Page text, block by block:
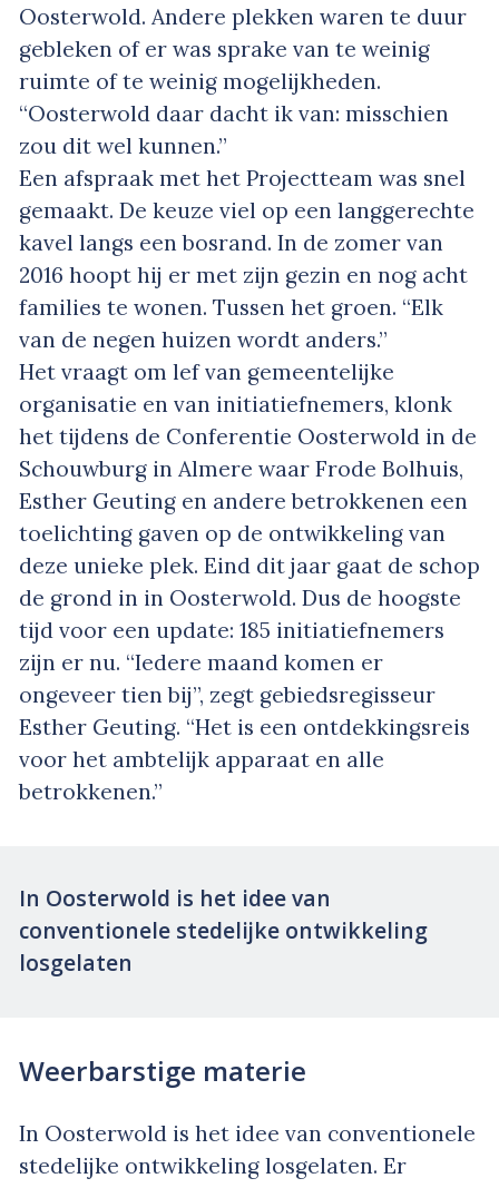
Oosterwold. Andere plekken waren te duur
gebleken of er was sprake van te weinig
ruimte of te weinig mogelijkheden.
“Oosterwold daar dacht ik van: misschien
zou dit wel kunnen.”
Een afspraak met het Projectteam was snel
gemaakt. De keuze viel op een langgerechte
kavel langs een bosrand. In de zomer van
2016 hoopt hij er met zijn gezin en nog acht
families te wonen. Tussen het groen. “Elk
van de negen huizen wordt anders.”
Het vraagt om lef van gemeentelijke
organisatie en van initiatiefnemers, klonk
het tijdens de Conferentie Oosterwold in de
Schouwburg in Almere waar Frode Bolhuis,
Esther Geuting en andere betrokkenen een
toelichting gaven op de ontwikkeling van
deze unieke plek. Eind dit jaar gaat de schop
de grond in in Oosterwold. Dus de hoogste
tijd voor een update: 185 initiatiefnemers
zijn er nu. “Iedere maand komen er
ongeveer tien bij”, zegt gebiedsregisseur
Esther Geuting. “Het is een ontdekkingsreis
voor het ambtelijk apparaat en alle
betrokkenen.”
In Oosterwold is het idee van
conventionele stedelijke ontwikkeling
losgelaten
Weerbarstige materie
In Oosterwold is het idee van conventionele
stedelijke ontwikkeling losgelaten. Er